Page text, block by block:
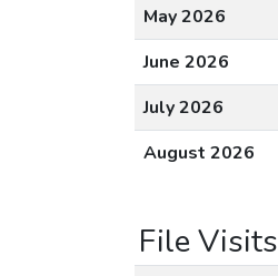
May 2026
June 2026
July 2026
August 2026
File Visits